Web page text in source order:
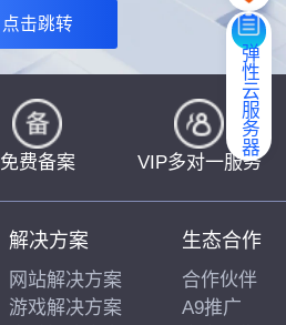
弹性云服务器
点击跳转
免费备案 VIP多对一服务
解决方案
网站解决方案
游戏解决方案
生态合作
合作伙伴
A9推广